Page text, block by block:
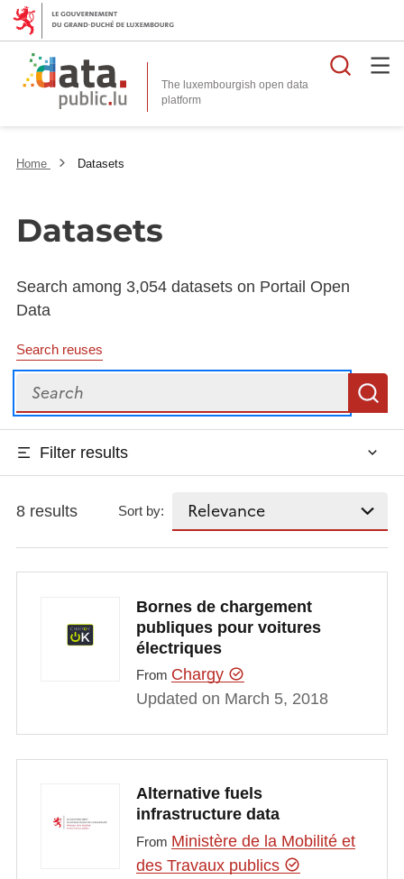
The luxembourgish open data
platform
Home Datasets
Datasets
Search among 3,054 datasets on Portail Open
Data
Search reuses
Search
Filter results
8 results Sort by:
Bornes de chargement
publiques pour voitures
électriques
From Chargy
Updated on March 5, 2018
Alternative fuels
infrastructure data
From Ministère de la Mobilité et
des Travaux publics